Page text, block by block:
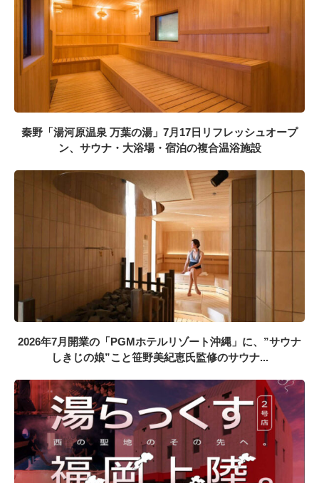
秦野「湯河原温泉 万葉の湯」7月17日リフレッシュオープ
ン、サウナ・大浴場・宿泊の複合温浴施設
2026年7月開業の「PGMホテルリゾート沖縄」に、”サウナ
しきじの娘”こと笹野美紀恵氏監修のサウナ...